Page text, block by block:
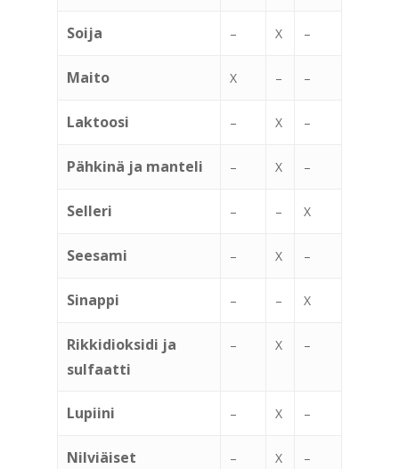
Soija – X –
Maito X – –
Laktoosi – X –
Pähkinä ja manteli – X –
Selleri – – X
Seesami – X –
Sinappi – – X
Rikkidioksidi ja
sulfaatti
– X –
Lupiini – X –
Nilviäiset – X –